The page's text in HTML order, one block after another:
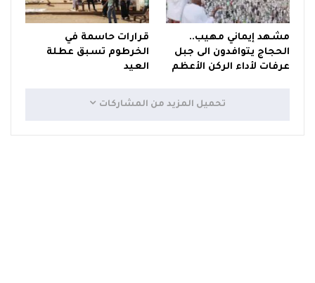
مشهد إيماني مهيب..
الحجاج يتوافدون الى جبل
عرفات لأداء الركن الأعظم
قرارات حاسمة في
الخرطوم تسبق عطلة
العيد
تحميل المزيد من المشاركات